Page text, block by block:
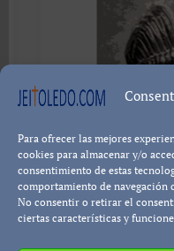
Para ofrecer las mejores
cookies para almacenar y/o
consentimiento de estas
comportamiento de navegación
No consentir o retirar el
ciertas características y
de los
que…